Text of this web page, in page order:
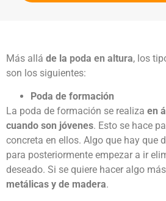
Más allá de la poda en altura, los
son los siguientes:
Poda de formación
La poda de formación se realiza en
cuando son jóvenes. Esto se hace
concreta en ellos. Algo que hay que
para posteriormente empezar a ir
deseado. Si se quiere hacer algo
metálicas y de madera.